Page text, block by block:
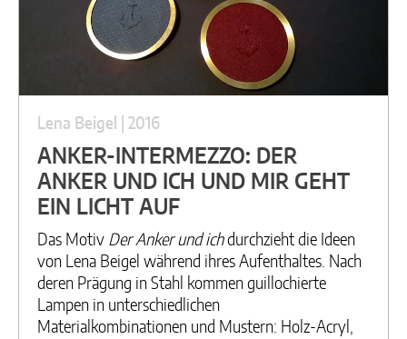
Lena Beigel | 2016
ANKER-INTERMEZZO: DER
ANKER UND ICH UND MIR GEHT
EIN LICHT AUF
Das Motiv Der Anker und ichdurchzieht die Ideen
von Lena Beigel während ihres Aufenthaltes. Nach
deren Prägung in Stahl kommen guillochierte
Lampen in unterschiedlichen
Materialkombinationen und Mustern: Holz-Acryl,